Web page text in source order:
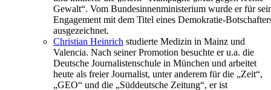
Gewalt“. Vom Bundesinnenministerium wurde er für
Engagement mit dem Titel eines Demokratie-
ausgezeichnet.
Christian Heinrich studierte Medizin in Mainz und
Valencia. Nach seiner Promotion besuchte er u.a. die
Deutsche Journalistenschule in München und arbeitet
heute als freier Journalist, unter anderem für die „Zeit“,
„GEO“ und die „Süddeutsche Zeitung“, er ist